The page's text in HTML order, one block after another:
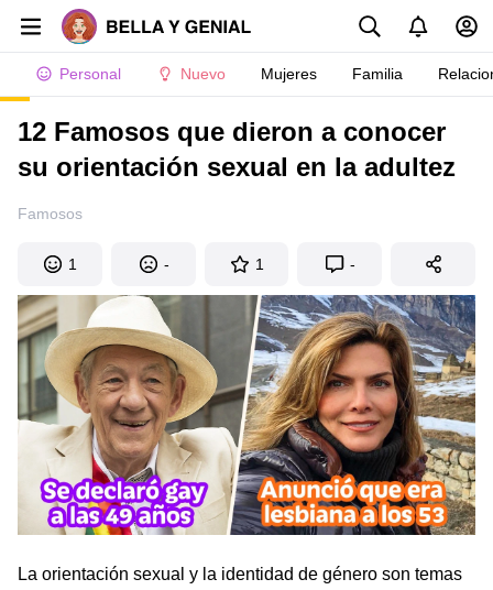
Personal Nuevo Mujeres Familia
12 Famosos que dieron a conocer
su orientación sexual en la adultez
Famosos
1 - 1 -
La orientación sexual y la identidad de género son temas